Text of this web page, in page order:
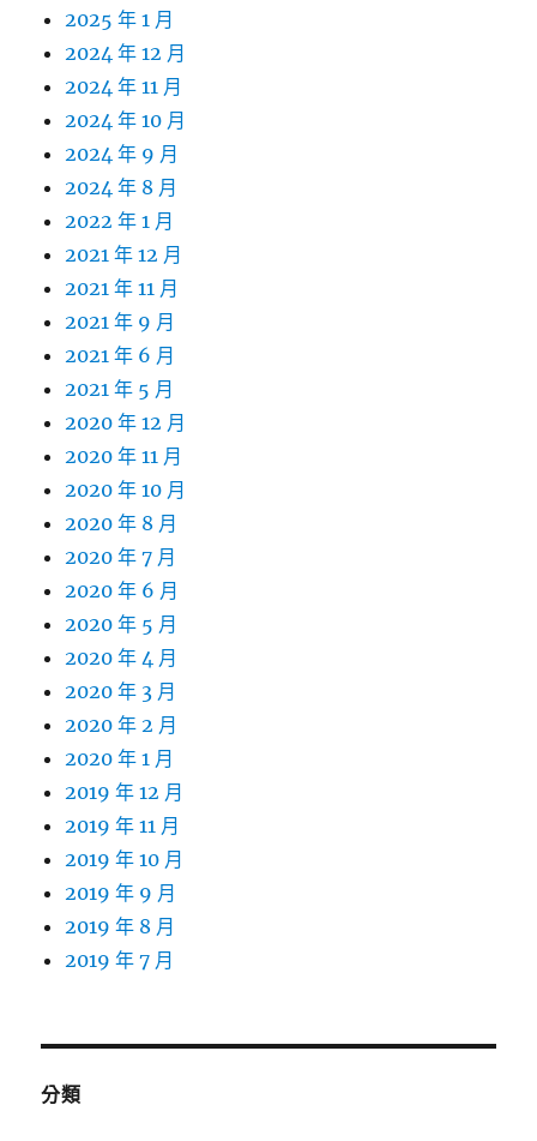
2025 年 1 月
2024 年 12 月
2024 年 11 月
2024 年 10 月
2024 年 9 月
2024 年 8 月
2022 年 1 月
2021 年 12 月
2021 年 11 月
2021 年 9 月
2021 年 6 月
2021 年 5 月
2020 年 12 月
2020 年 11 月
2020 年 10 月
2020 年 8 月
2020 年 7 月
2020 年 6 月
2020 年 5 月
2020 年 4 月
2020 年 3 月
2020 年 2 月
2020 年 1 月
2019 年 12 月
2019 年 11 月
2019 年 10 月
2019 年 9 月
2019 年 8 月
2019 年 7 月
分類